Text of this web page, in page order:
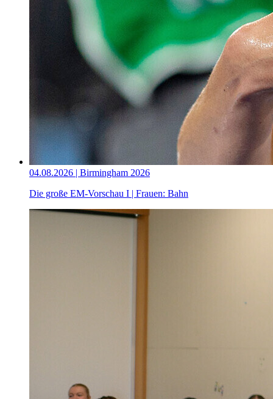
04.08.2026 | Birmingham 2026
Die große EM-Vorschau I | Frauen: Bahn